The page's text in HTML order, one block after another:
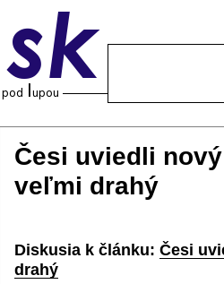
Česi uviedli
veľmi drahý
Diskusia k článku: Česi
drahý